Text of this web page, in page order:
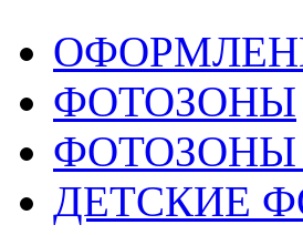
ФОТОЗОНЫ
ДЕТСКИЕ